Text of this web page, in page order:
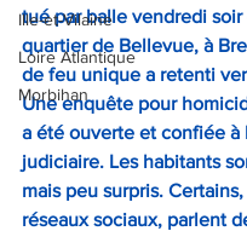
Ille-et-Vilaine
Loire Atlantique
Morbihan
tué par balle vendredi soir
quartier de Bellevue, à
de feu unique a retenti
Une enquête pour
a été ouverte et confiée à
judiciaire. Les habitants
mais peu surpris.
réseaux sociaux, parlent